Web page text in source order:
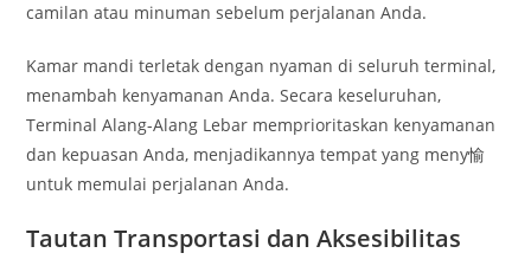
camilan atau minuman sebelum perjalanan Anda.
Kamar mandi terletak dengan nyaman di seluruh terminal,
menambah kenyamanan Anda. Secara keseluruhan,
Terminal Alang-Alang Lebar memprioritaskan kenyamanan
dan kepuasan Anda, menjadikannya tempat yang meny愉
untuk memulai perjalanan Anda.
Tautan Transportasi dan Aksesibilitas